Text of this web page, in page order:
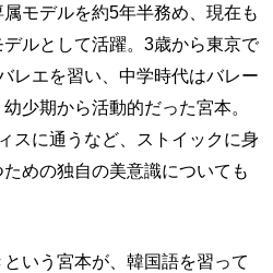
モデルを約5年半務め、現在も
ルとして活躍。3歳から東京で
レエを習い、中学時代はバレー
少期から活動的だった宮本。
スに通うなど、ストイックに身
めの独自の美意識についても
いう宮本が、韓国語を習って